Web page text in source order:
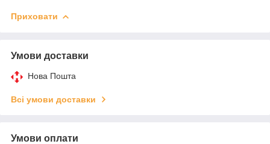
Приховати
Умови доставки
Нова Пошта
Всі умови доставки
Умови оплати